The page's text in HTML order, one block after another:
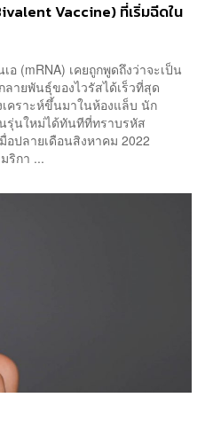
Vaccine) ที่เริ่มฉีดใน
(mRNA) เคยถูกพูดถึงว่าจะเป็น
ลายพันธุ์ของไวรัสได้เร็วที่สุด
คราะห์ขึ้นมาในห้องแล็บ นัก
รุ่นใหม่ได้ทันทีที่ทราบรหัส
ปลายเดือนสิงหาคม 2022
ริกา ...